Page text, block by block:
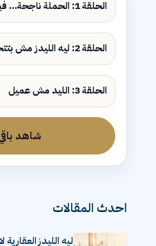
الحلقة 1: الحملة ناجحة... فين البيع؟
الحلقة 2: ليه الليدز مش بتتحول لمبيعات؟
الحلقة 3: الليد مش عميل
شاهد
احدث المقالات
ليه الليدز